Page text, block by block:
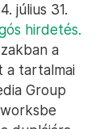
július 31.
hirdetés.
a
a tartalmai
Group